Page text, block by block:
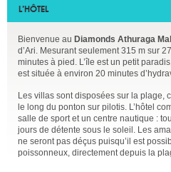
L’HÔTEL
Bienvenue au Diamonds Athuraga
d’Ari. Mesurant seulement 315 m sur
minutes à pied. L’île est un petit
est située à environ 20 minutes
Les villas sont disposées sur la plage,
le long du ponton sur pilotis. L’hôtel
salle de sport et un centre nautique :
jours de détente sous le soleil. Les
ne seront pas déçus puisqu’il est
poissonneux, directement depuis la